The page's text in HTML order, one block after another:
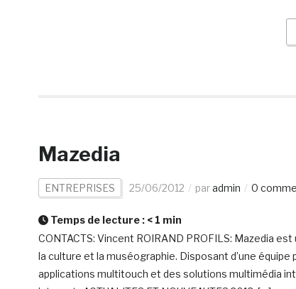
Mazedia
ENTREPRISES 25/06/2012 paradmin 0
Temps de lecture : < 1 min
CONTACTS: Vincent ROIRAND PROFILS: Mazedia
la culture et la muséographie. Disposant d’une
applications multitouch et des solutions multimédia